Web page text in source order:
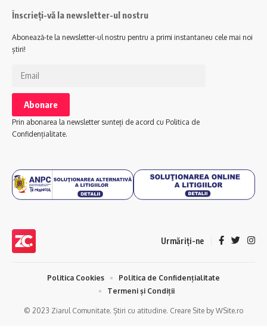
Înscrieți-vă la newsletter-ul nostru
Abonează-te la newsletter-ul nostru pentru a primi instantaneu cele mai noi
știri!
Prin abonarea la newsletter sunteți de acord cu Politica de
Confidențialitate.
Urmăriți-ne
© 2023 Ziarul Comunitate. Știri cu atitudine. Creare Site by WSite.ro
Politica Cookies
Politica de Confidențialitate
Termeni și Condiții